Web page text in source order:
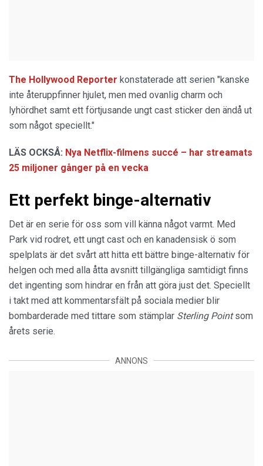
The Hollywood Reporter konstaterade att serien "kanske
inte återuppfinner hjulet, men med ovanlig charm och
lyhördhet samt ett förtjusande ungt cast sticker den ändå ut
som något speciellt."
LÄS OCKSÅ: Nya Netflix-filmens succé – har streamats
25 miljoner gånger på en vecka
Ett perfekt binge-alternativ
Det är en serie för oss som vill känna något varmt. Med
Park vid rodret, ett ungt cast och en kanadensisk ö som
spelplats är det svårt att hitta ett bättre binge-alternativ för
helgen och med alla åtta avsnitt tillgängliga samtidigt finns
det ingenting som hindrar en från att göra just det. Speciellt
i takt med att kommentarsfält på sociala medier blir
bombarderade med tittare som stämplar Sterling Pointsom
årets serie.
ANNONS